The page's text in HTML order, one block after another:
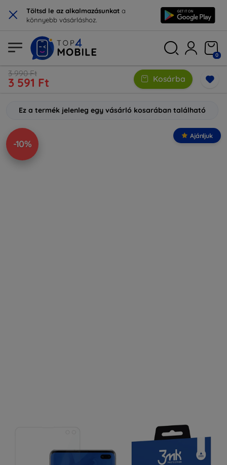
× Töltsd le az alkalmazásunkat a
könnyebb vásárláshoz.
0
3 990 Ft
3 591 Ft Kosárba
Ez a termék jelenleg egy vásárló kosarában található
-10%
Ajánljuk